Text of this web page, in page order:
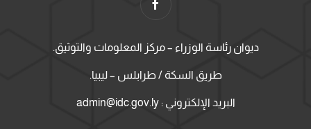
ديوان رئاسة الوزراء – مركز المعلومات والتوثيق.
طريق السكة / طرابلس – ليبيا.
البريد الإلكتروني : admin@idc.gov.ly